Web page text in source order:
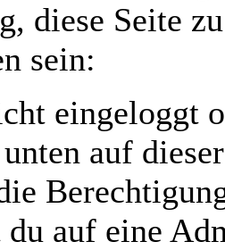
diese Seite
sein:
eingeloggt
auf
du auf eine